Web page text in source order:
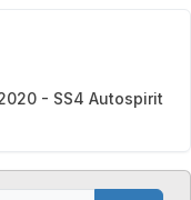
- SS4 Autospirit